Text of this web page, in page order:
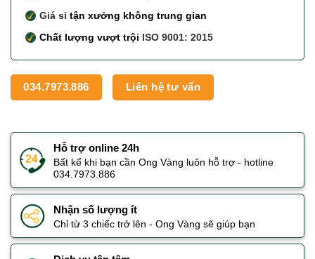
Giá sỉtận xưởng không trung gian
Chất lượng vượt trội ISO 9001: 2015
034.7973.886 Liên hệ tư vấn
Hỗ trợ online 24h
Bất kể khi bạn cần Ong Vàng luôn hỗ trợ - hotline
034.7973.886
Nhận số lượng ít
Chỉ từ 3 chiếc trở lên - Ong Vàng sẽ giúp bạn